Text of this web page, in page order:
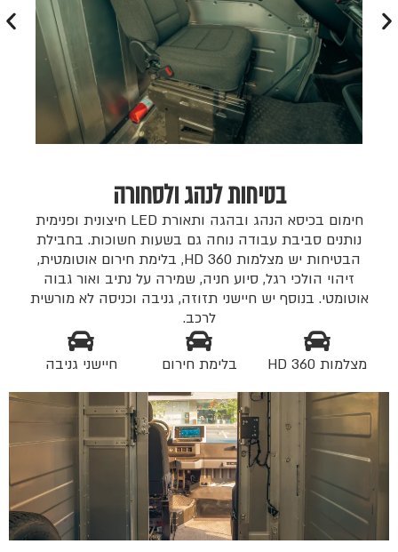
בטיחות לנהג ולסחורה
חימום בכיסא הנהג ובהגה ותאורת LED חיצונית ופנימית
נותנים סביבת עבודה נוחה גם בשעות חשוכות. בחבילת
הבטיחות יש מצלמות 360 HD, בלימת חירום אוטומטית,
זיהוי הולכי רגל, סיוע חניה, שמירה על נתיב ואור גבוה
אוטומטי. בנוסף יש חיישני תזוזה, גניבה וכניסה לא מורשית
לרכב.
מצלמות 360 HD בלימת חירום חיישני גניבה